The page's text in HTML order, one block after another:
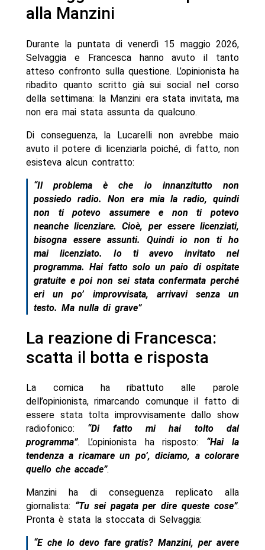
alla Manzini
Durante la puntata di venerdì 15 maggio 2026,
Selvaggia e Francesca hanno avuto il tanto
atteso confronto sulla questione. L’opinionista ha
ribadito quanto scritto già sui social nel corso
della settimana: la Manzini era stata invitata, ma
non era mai stata assunta da qualcuno.
Di conseguenza, la Lucarelli non avrebbe maio
avuto il potere di licenziarla poiché, di fatto, non
esisteva alcun contratto:
“Il problema è che io innanzitutto non
possiedo radio. Non era mia la radio, quindi
non ti potevo assumere e non ti potevo
neanche licenziare. Cioè, per essere licenziati,
bisogna essere assunti. Quindi io non ti ho
mai licenziato. Io ti avevo invitato nel
programma. Hai fatto solo un paio di ospitate
gratuite e poi non sei stata confermata perché
eri un po’ improvvisata, arrivavi senza un
testo. Ma nulla di grave”
La reazione di Francesca:
scatta il botta e risposta
La comica ha ribattuto alle parole
dell’opinionista, rimarcando comunque il fatto di
essere stata tolta improvvisamente dallo show
radiofonico: “Di fatto mi hai tolto dal
programma”. L’opinionista ha risposto: “Hai la
tendenza a ricamare un po’, diciamo, a colorare
quello che accade”.
Manzini ha di conseguenza replicato alla
giornalista: “Tu sei pagata per dire queste cose”.
Pronta è stata la stoccata di Selvaggia:
“E che lo devo fare gratis? Manzini, per avere